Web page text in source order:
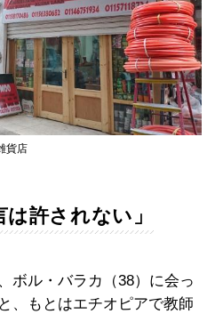
貨店
許されない」
ボル・バラカ（38）に会っ
、もとはエチオピアで教師